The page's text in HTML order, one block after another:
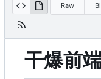
Raw
干爆前